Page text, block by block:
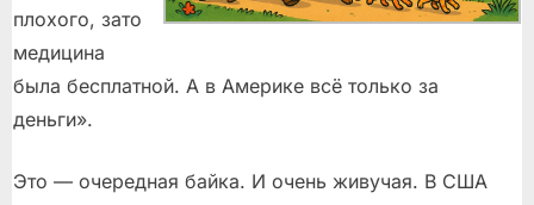
плохого, зато
медицина
была бесплатной. А в Америке всё только за
деньги».
Это — очередная байка. И очень живучая. В США